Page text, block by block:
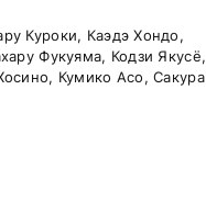
Куроки, Каэдэ Хондо,
Фукуяма, Кодзи Якусё,
Кумико Асо, Сакура